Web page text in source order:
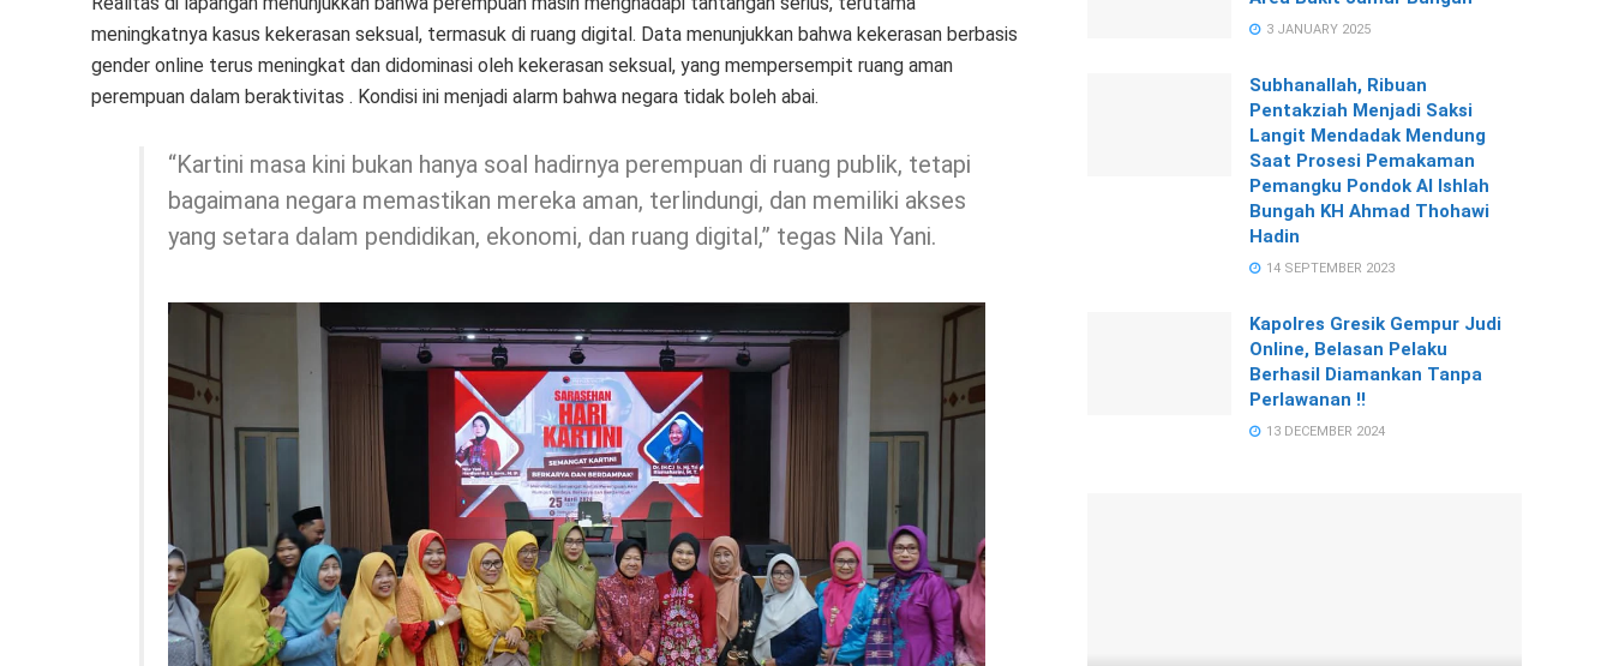
meningkatnya kasus kekerasan seksual, termasuk di ruang digital. Data menunjukkan bahwa kekerasan berbasis
gender online terus meningkat dan didominasi oleh kekerasan seksual, yang mempersempit ruang aman
perempuan dalam beraktivitas . Kondisi ini menjadi alarm bahwa negara tidak boleh abai.
“Kartini masa kini bukan hanya soal hadirnya perempuan di ruang publik, tetapi
bagaimana negara memastikan mereka aman, terlindungi, dan memiliki akses
yang setara dalam pendidikan, ekonomi, dan ruang digital,” tegas Nila Yani.
3 JANUARY 2025
Subhanallah, Ribuan
Pentakziah Menjadi Saksi
Langit Mendadak Mendung
Saat Prosesi Pemakaman
Pemangku Pondok Al Ishlah
Bungah KH Ahmad Thohawi
Hadin
14 SEPTEMBER 2023
Kapolres Gresik Gempur Judi
Online, Belasan Pelaku
Berhasil Diamankan Tanpa
Perlawanan !!
13 DECEMBER 2024